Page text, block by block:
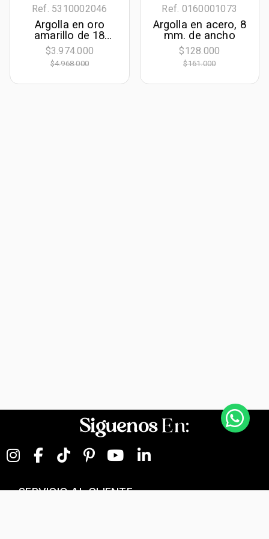
Ref. 5310002046
Argolla en oro
amarillo de 18
Kilates, Plana, 5
mm. de ancho
$3.974.000
$4.968.000
Ref. 0160001073
Argolla en acero, 8
mm. de ancho
$128.000
$161.000
SiguenosEn:
SERVICIO AL CLIENTE